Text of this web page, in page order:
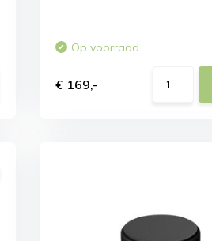
Op voorraad
€ 169,-